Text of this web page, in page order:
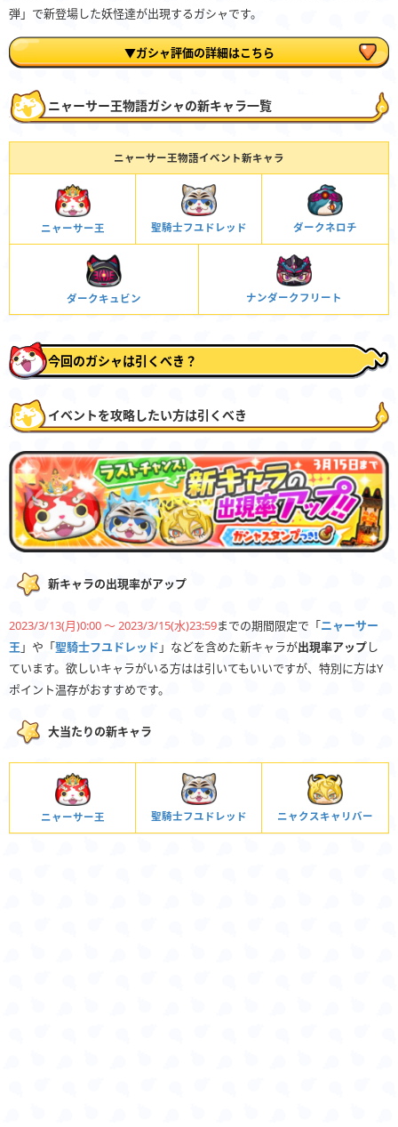
弾」で新登場した妖怪達が出現するガシャです。
▼ガシャ評価の詳細はこちら
ニャーサー王物語ガシャの新キャラ一覧
ニャーサー王物語イベント新キャラ
ニャーサー王 聖騎士フユドレッド ダークネロチ
ダークキュビン ナンダークフリート
今回のガシャは引くべき？
イベントを攻略したい方は引くべき
新キャラの出現率がアップ
2023/3/13(月)0:00 〜 2023/3/15(水)23:59までの期間限定で「ニャーサー
王 」や「聖騎士フユドレッド 」などを含めた新キャラが出現率アップし
ています。欲しいキャラがいる方はは引いてもいいですが、特別に方はY
ポイント温存がおすすめです。
大当たりの新キャラ
ニャーサー王 聖騎士フユドレッド ニャクスキャリバー